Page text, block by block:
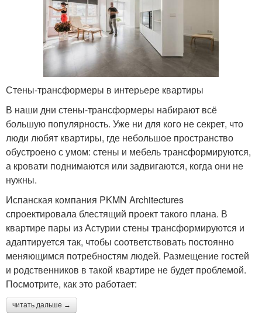
Стены-трансформеры в интерьере квартиры
В наши дни стены-трансформеры набирают всё
большую популярность. Уже ни для кого не секрет, что
люди любят квартиры, где небольшое пространство
обустроено с умом: стены и мебель трансформируются,
а кровати поднимаются или задвигаются, когда они не
нужны.
Испанская компания PKMN Architectures
спроектировала блестящий проект такого плана. В
квартире пары из Астурии стены трансформируются и
адаптируется так, чтобы соответствовать постоянно
меняющимся потребностям людей. Размещение гостей
и родственников в такой квартире не будет проблемой.
Посмотрите, как это работает:
читать дальше →